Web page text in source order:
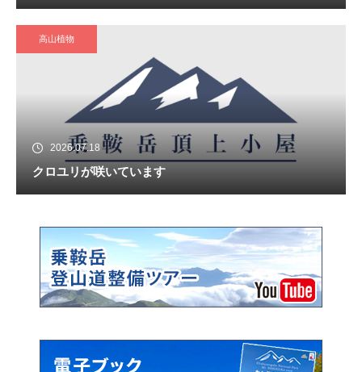
高山植物
2026.07.18
クロユリが咲いています